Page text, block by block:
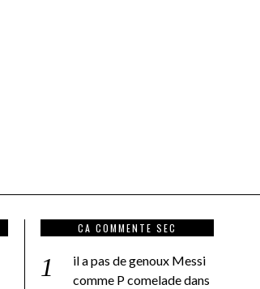
CA COMMENTE SEC
il a pas de genoux Messi
comme P comeladedans